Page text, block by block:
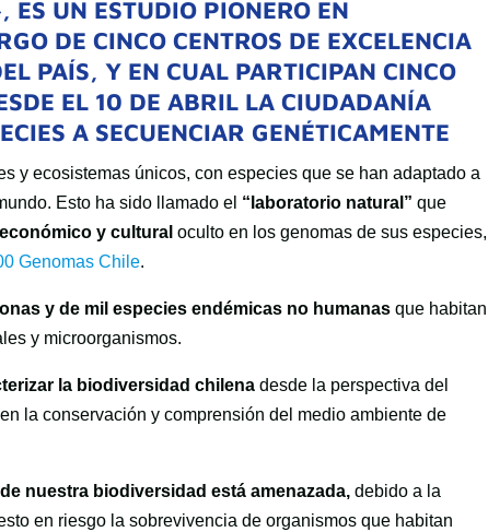
UN ESTUDIO PIONERO EN
DE CINCO CENTROS DE EXCELENCIA
PAÍS, Y EN CUAL PARTICIPAN CINCO
EL 10 DE ABRIL LA CIUDADANÍA
A SECUENCIAR GENÉTICAMENTE
y ecosistemas únicos, con especies que se han adaptado a
Esto ha sido llamado el “laboratorio natural” que
y cultural oculto en los genomas de sus especies,
Genomas Chile.
y de mil especies endémicas no humanas que habitan
y microorganismos.
la biodiversidad chilena desde la perspectiva del
la conservación y comprensión del medio ambiente de
nuestra biodiversidad está amenazada,debido a la
en riesgo la sobrevivencia de organismos que habitan